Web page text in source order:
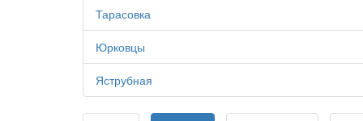
Тарасовка
Юрковцы
Яструбная